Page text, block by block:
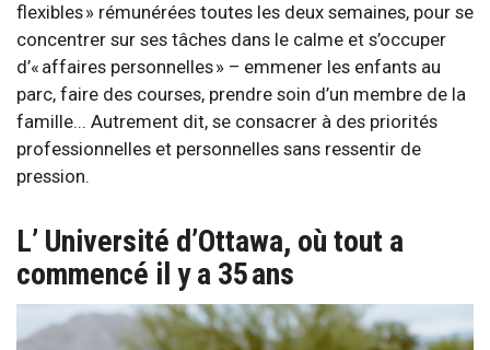
flexibles » rémunérées toutes les deux semaines, pour se
concentrer sur ses tâches dans le calme et s’occuper
d’« affaires personnelles » – emmener les enfants au
parc, faire des courses, prendre soin d’un membre de la
famille... Autrement dit, se consacrer à des priorités
professionnelles et personnelles sans ressentir de
pression.
L’ Université d’Ottawa, où tout a
commencé il y a 35 ans